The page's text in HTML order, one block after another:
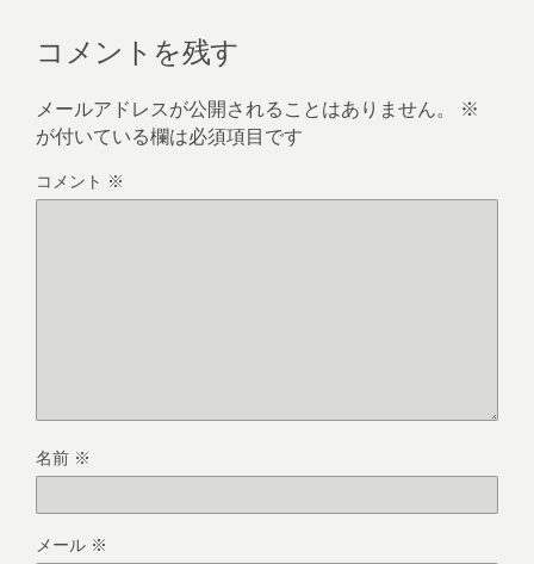
コメントを残す
メールアドレスが公開されることはありません。
※
が付いている欄は必須項目です
コメント ※
名前 ※
メール ※